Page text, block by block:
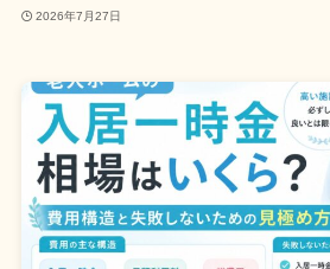
2026年7月27日